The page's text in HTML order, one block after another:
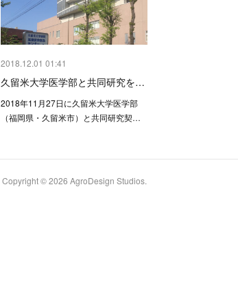
2018.12.01 01:41
久留米大学医学部と共同研究を…
2018年11月27日に久留米大学医学部
（福岡県・久留米市）と共同研究契…
Copyright ©2026 AgroDesign Studios.